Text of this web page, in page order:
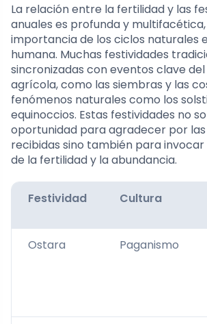
La relación entre la fertilidad y las
anuales es profunda y
importancia de los ciclos naturales
humana. Muchas festividades
sincronizadas con eventos clave
agrícola, como las siembras y las
fenómenos naturales como los
equinoccios. Estas festividades no
oportunidad para agradecer por
recibidas sino también para
de la fertilidad y la abundancia.
Festividad Cultura
Ostara Paganismo